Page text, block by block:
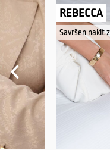
REBECCA
Savršen nakit